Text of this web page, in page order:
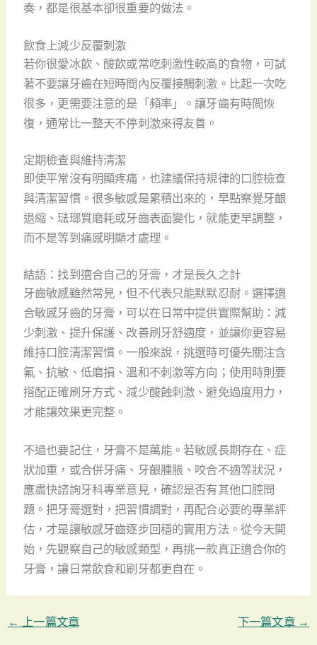
奏，都是很基本卻很重要的做法。
飲食上減少反覆刺激
若你很愛冰飲、酸飲或常吃刺激性較高的食物，可試
著不要讓牙齒在短時間內反覆接觸刺激。比起一次吃
很多，更需要注意的是「頻率」。讓牙齒有時間恢
復，通常比一整天不停刺激來得友善。
定期檢查與維持清潔
即使平常沒有明顯疼痛，也建議保持規律的口腔檢查
與清潔習慣。很多敏感是累積出來的，早點察覺牙齦
退縮、琺瑯質磨耗或牙齒表面變化，就能更早調整，
而不是等到痛感明顯才處理。
結語：找到適合自己的牙膏，才是長久之計
牙齒敏感雖然常見，但不代表只能默默忍耐。選擇適
合敏感牙齒的牙膏，可以在日常中提供實際幫助：減
少刺激、提升保護、改善刷牙舒適度，並讓你更容易
維持口腔清潔習慣。一般來說，挑選時可優先關注含
氟、抗敏、低磨損、溫和不刺激等方向；使用時則要
搭配正確刷牙方式、減少酸蝕刺激、避免過度用力，
才能讓效果更完整。
不過也要記住，牙膏不是萬能。若敏感長期存在、症
狀加重，或合併牙痛、牙齦腫脹、咬合不適等狀況，
應盡快諮詢牙科專業意見，確認是否有其他口腔問
題。把牙膏選對，把習慣調對，再配合必要的專業評
估，才是讓敏感牙齒逐步回穩的實用方法。從今天開
始，先觀察自己的敏感類型，再挑一款真正適合你的
牙膏，讓日常飲食和刷牙都更自在。
← 上一篇文章 下一篇文章 →